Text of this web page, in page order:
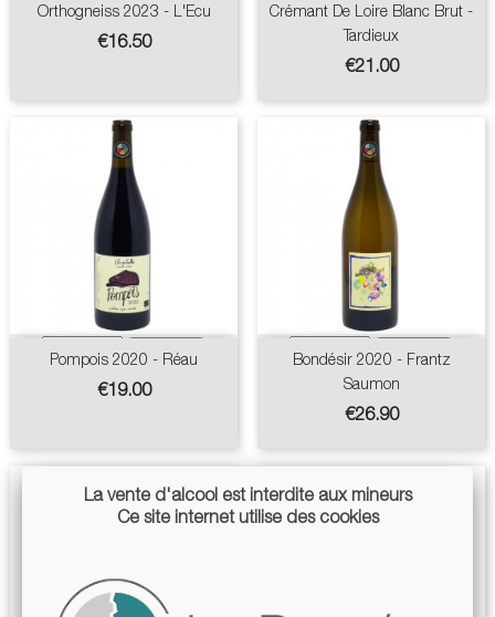
Orthogneiss 2023 - L'Ecu
Price
€16.50
Crémant De Loire Blanc Brut -
Tardieux
Price
€21.00
Pompois 2020 - Réau
Price
€19.00
Bondésir 2020 - Frantz
Saumon
Price
€26.90
La vente d'alcool est interdite aux mineurs
Ce site internet utilise des cookies